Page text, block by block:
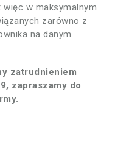
w maksymalnym
zarówno z
na danym
zatrudnieniem
zapraszamy do